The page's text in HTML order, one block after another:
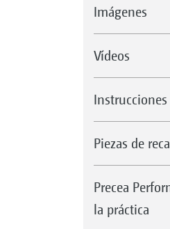
Imágenes
Vídeos
Piezas de
Precea
la práctica